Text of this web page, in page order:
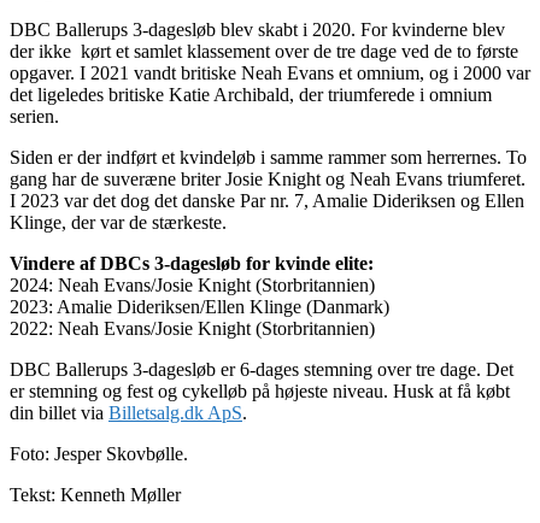
DBC Ballerups 3-dagesløb blev skabt i 2020. For kvinderne blev
der ikke kørt et samlet klassement over de tre dage ved de to første
opgaver. I 2021 vandt britiske Neah Evans et omnium, og i 2000 var
det ligeledes britiske Katie Archibald, der triumferede i omnium
serien.
Siden er der indført et kvindeløb i samme rammer som herrernes. To
gang har de suveræne briter Josie Knight og Neah Evans triumferet.
I 2023 var det dog det danske Par nr. 7, Amalie Dideriksen og Ellen
Klinge, der var de stærkeste.
Vindere af DBCs 3-dagesløb for kvinde elite:
2024: Neah Evans/Josie Knight (Storbritannien)
2023: Amalie Dideriksen/Ellen Klinge (Danmark)
2022: Neah Evans/Josie Knight (Storbritannien)
DBC Ballerups 3-dagesløb er 6-dages stemning over tre dage. Det
er stemning og fest og cykelløb på højeste niveau. Husk at få købt
din billet via Billetsalg.dk ApS.
Foto: Jesper Skovbølle.
Tekst: Kenneth Møller